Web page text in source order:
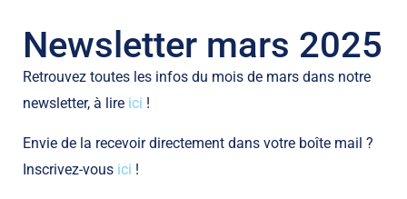
Newsletter mars 2025
Retrouvez toutes les infos du mois de mars dans notre
newsletter, à lire ici !
Envie de la recevoir directement dans votre boîte mail ?
Inscrivez-vous ici !